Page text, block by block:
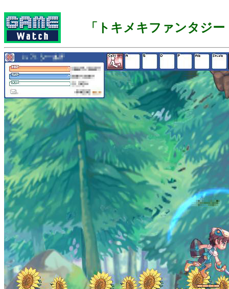
「トキメキファンタジ